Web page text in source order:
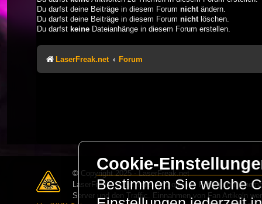
Du darfst deine Beiträge in diesem Forum nicht ändern.
Du darfst deine Beiträge in diesem Forum nicht löschen.
Du darfst keine Dateianhänge in diesem Forum erstellen.
LaserFreak.net Forum
© Copyright 2025 - LaserFreak.net
LaserFreak ist ein freies und offenes Forum zum
Server und den Traffic. Einnahmen von Fan Artikeln
Cookie-
Bestimmen Sie welche